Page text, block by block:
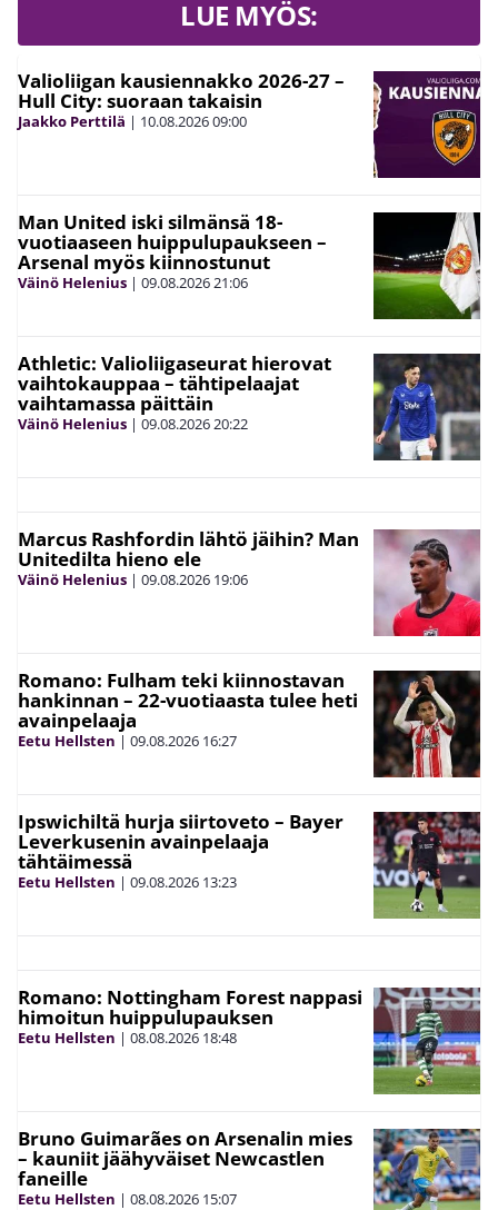
LUE MYÖS:
Valioliigan kausiennakko 2026-27 –
Hull City: suoraan takaisin
Jaakko Perttilä | 10.08.202609:00
Man United iski silmänsä 18-
vuotiaaseen huippulupaukseen –
Arsenal myös kiinnostunut
Väinö Helenius | 09.08.202621:06
Athletic: Valioliigaseurat hierovat
vaihtokauppaa – tähtipelaajat
vaihtamassa päittäin
Väinö Helenius | 09.08.202620:22
Marcus Rashfordin lähtö jäihin? Man
Unitedilta hieno ele
Väinö Helenius | 09.08.2026 19:06
Romano: Fulham teki kiinnostavan
hankinnan – 22-vuotiaasta tulee heti
avainpelaaja
Eetu Hellsten | 09.08.2026 16:27
Ipswichiltä hurja siirtoveto – Bayer
Leverkusenin avainpelaaja
tähtäimessä
Eetu Hellsten | 09.08.2026 13:23
Romano: Nottingham Forest nappasi
himoitun huippulupauksen
Eetu Hellsten | 08.08.2026 18:48
Bruno Guimarães on Arsenalin mies
– kauniit jäähyväiset Newcastlen
faneille
Eetu Hellsten | 08.08.2026 15:07